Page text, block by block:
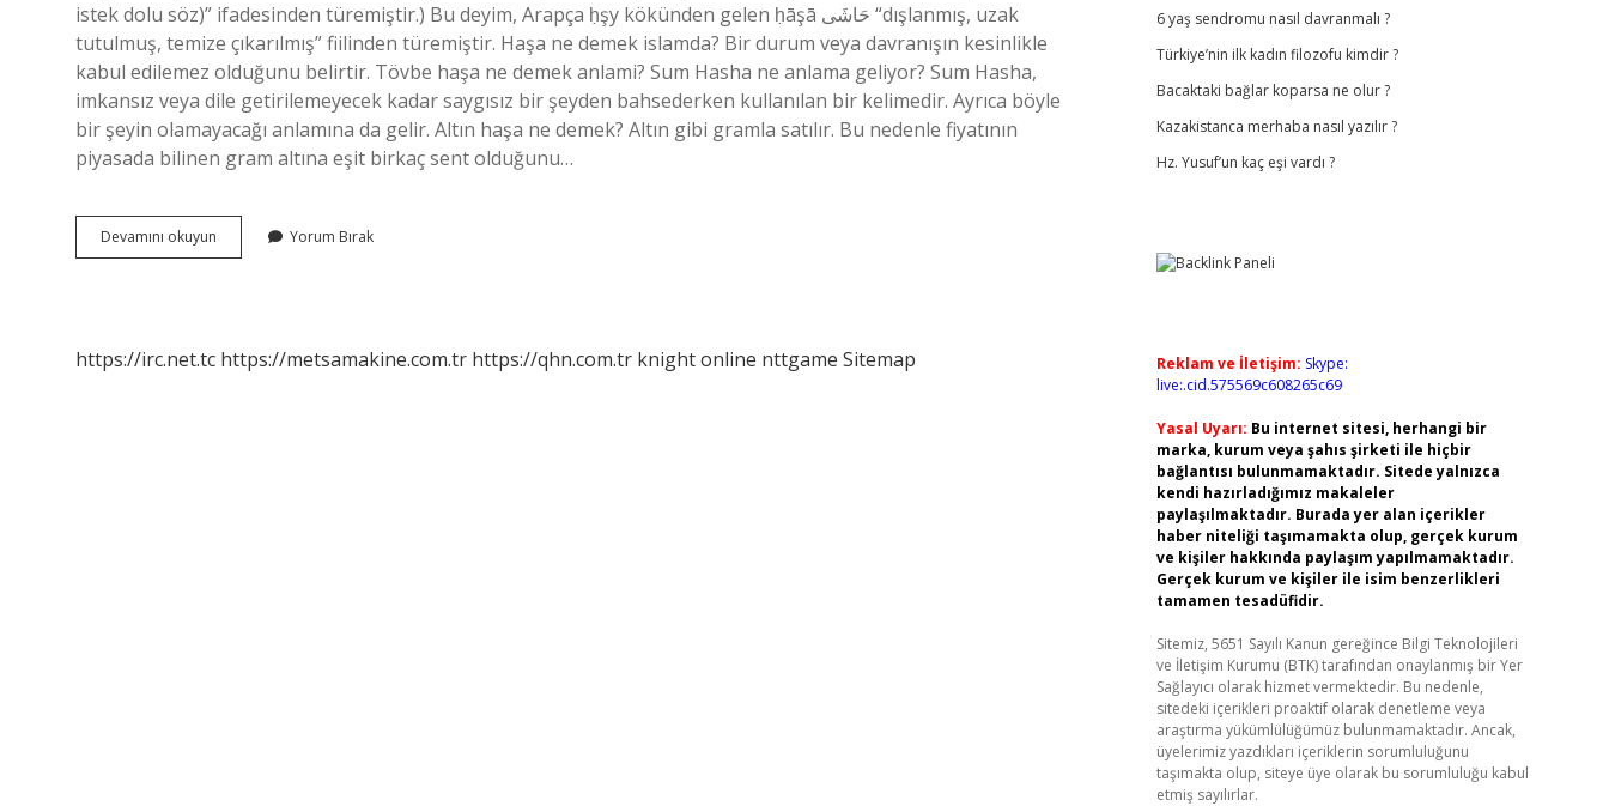
istek dolu söz)” ifadesinden türemiştir.) Bu deyim, Arapça ḥşy kökünden gelen ḥāşā حَاشَى “dışlanmış, uzak
tutulmuş, temize çıkarılmış” fiilinden türemiştir. Haşa ne demek islamda? Bir durum veya davranışın kesinlikle
kabul edilemez olduğunu belirtir. Tövbe haşa ne demek anlami? Sum Hasha ne anlama geliyor? Sum Hasha,
imkansız veya dile getirilemeyecek kadar saygısız bir şeyden bahsederken kullanılan bir kelimedir. Ayrıca böyle
bir şeyin olamayacağı anlamına da gelir. Altın haşa ne demek? Altın gibi gramla satılır. Bu nedenle fiyatının
piyasada bilinen gram altına eşit birkaç sent olduğunu…
Devamını okuyun
Mı
Yorum Bırak
https://irc.net.tc https://metsamakine.com.tr https://qhn.com.tr knight online nttgame Sitemap
6 yaş sendromu nasıl davranmalı ?
Türkiye’nin ilk kadın filozofu kimdir ?
Bacaktaki bağlar koparsa ne olur ?
Kazakistanca merhaba nasıl yazılır ?
Hz. Yusuf’un kaç eşi vardı ?
Reklam ve İletişim: Skype:
live:.cid.575569c608265c69
Yasal Uyarı: Bu internet sitesi, herhangi bir
marka, kurum veya şahıs şirketi ile hiçbir
bağlantısı bulunmamaktadır. Sitede yalnızca
kendi hazırladığımız makaleler
paylaşılmaktadır. Burada yer alan içerikler
haber niteliği taşımamakta olup, gerçek kurum
ve kişiler hakkında paylaşım yapılmamaktadır.
Gerçek kurum ve kişiler ile isim benzerlikleri
tamamen tesadüfidir.
Sitemiz, 5651 Sayılı Kanun gereğince Bilgi Teknolojileri
ve İletişim Kurumu (BTK) tarafından onaylanmış bir Yer
Sağlayıcı olarak hizmet vermektedir. Bu nedenle,
sitedeki içerikleri proaktif olarak denetleme veya
araştırma yükümlülüğümüz bulunmamaktadır. Ancak,
üyelerimiz yazdıkları içeriklerin sorumluluğunu
taşımakta olup, siteye üye olarak bu sorumluluğu kabul
etmiş sayılırlar.